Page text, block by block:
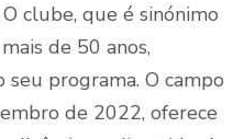
clube, que é sinónimo
de 50 anos,
programa. O campo
de 2022, oferece